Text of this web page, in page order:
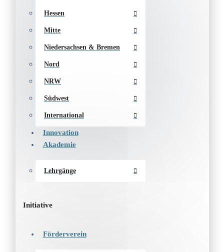
Hessen
Mitte
Niedersachsen & Bremen
Nord
NRW
Südwest
International
Innovation
Akademie
Lehrgänge
Initiative
Förderverein